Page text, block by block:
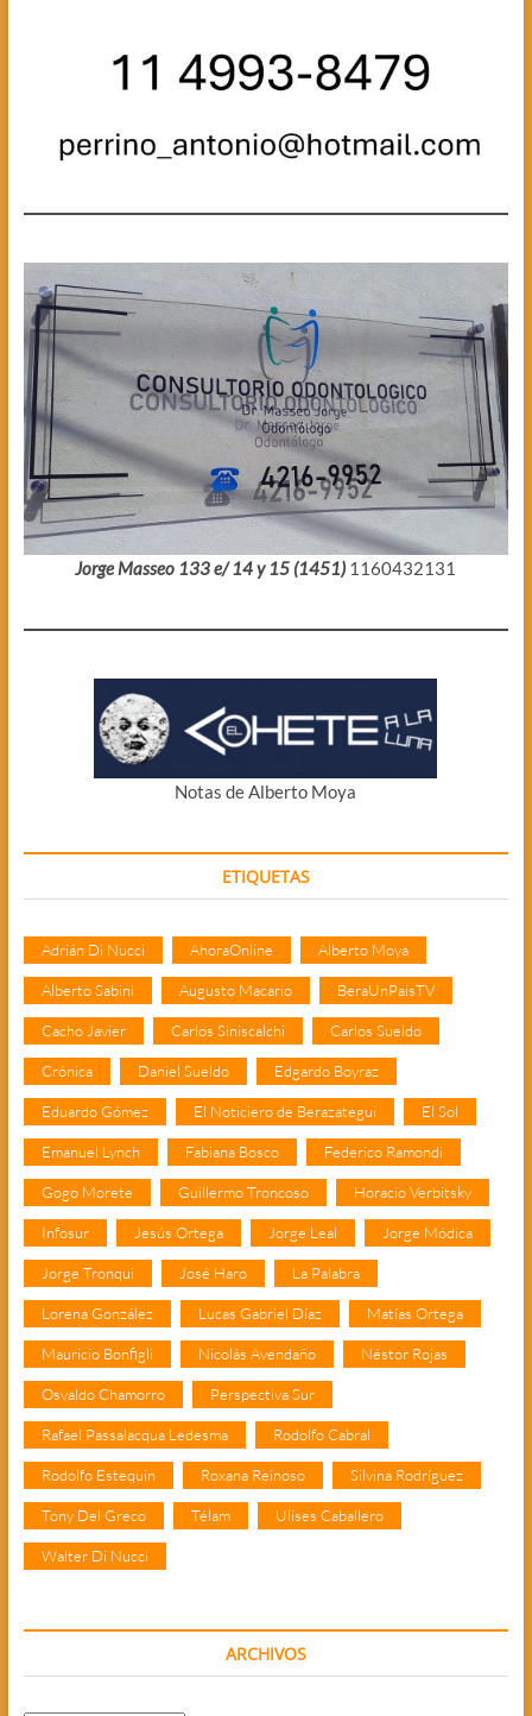
Jorge Masseo 133 e/ 14 y 15 (1451) 1160432131
Notas de Alberto Moya
ETIQUETAS
Adrián Di Nucci AhoraOnline Alberto Moya
Alberto Sabini Augusto Macario BeraUnPaisTV
Cacho Javier Carlos Siniscalchi Carlos Sueldo
Crónica Daniel Sueldo Edgardo Boyraz
Eduardo Gómez El Noticiero de Berazategui El Sol
Emanuel Lynch Fabiana Bosco Federico Ramondi
Gogo Morete Guillermo Troncoso Horacio Verbitsky
Infosur Jesús Ortega Jorge Leal Jorge Módica
Jorge Tronqui José Haro La Palabra
Lorena González Lucas Gabriel Díaz Matías Ortega
Mauricio Bonfigli Nicolás Avendaño Néstor Rojas
Osvaldo Chamorro Perspectiva Sur
Rafael Passalacqua Ledesma Rodolfo Cabral
Rodolfo Estequin Roxana Reinoso Silvina Rodríguez
Tony Del Greco Télam Ulises Caballero
Walter Di Nucci
ARCHIVOS